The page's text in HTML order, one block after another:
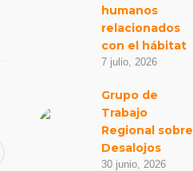
humanos
relacionados
con el hábitat
7 julio, 2026
Grupo de
Trabajo
Regional sobre
Desalojos
30 junio, 2026